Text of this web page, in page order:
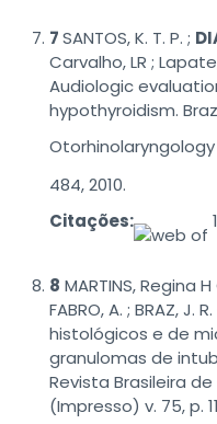
7SANTOS, K. T. P. ;
Carvalho, LR ;
Audiologic
hypothyroidism.
484, 2010.
Citações:
8 MARTINS, Regina H
FABRO, A. ; BRAZ, J.
histológicos e de
granulomas de
Revista Brasileira
(Impresso) v. 75, p.